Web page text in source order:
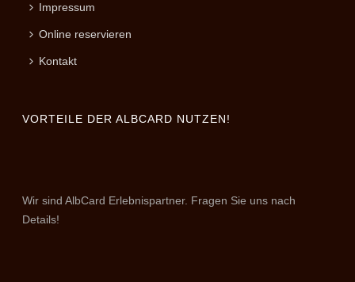
Impressum
Online reservieren
Kontakt
VORTEILE DER ALBCARD NUTZEN!
Wir sind AlbCard Erlebnispartner. Fragen Sie uns nach
Details!